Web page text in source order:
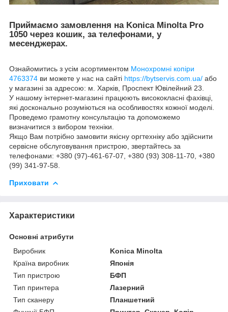
Приймаємо замовлення на Konica Minolta Pro
1050 через кошик, за телефонами, у
месенджерах.
Ознайомитись з усім асортиментом Монохромні копіри
4763374 ви можете у нас на сайті https://bytservis.com.ua/ або
у магазині за адресою: м. Харків, Проспект Ювілейний 23.
У нашому інтернет-магазині працюють висококласні фахівці,
які досконально розуміються на особливостях кожної моделі.
Проведемо грамотну консультацію та допоможемо
визначитися з вибором техніки.
Якщо Вам потрібно замовити якісну оргтехніку або здійснити
сервісне обслуговування пристрою, звертайтесь за
телефонами: +380 (97)-461-67-07, +380 (93) 308-11-70, +380
(99) 341-97-58.
Приховати
Характеристики
Основні атрибути
Виробник
Konica Minolta
Країна виробник
Японія
Тип пристрою
БФП
Тип принтера
Лазерний
Тип сканеру
Планшетний